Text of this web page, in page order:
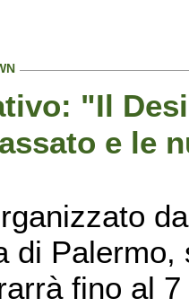
"Il
e le
di
fino al